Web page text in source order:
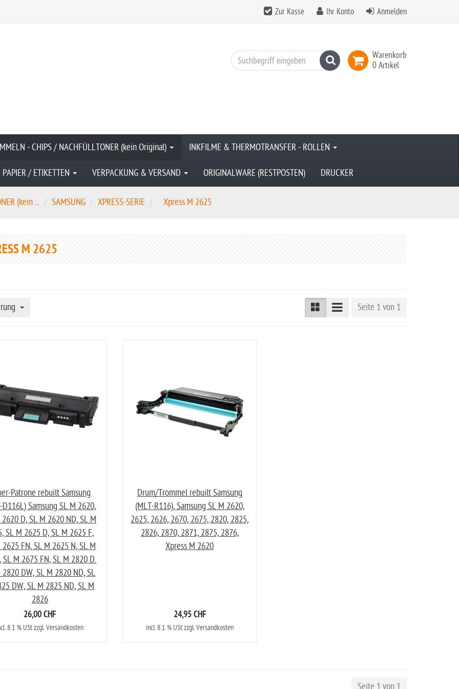
Zur Kasse Ihr Konto Anmelden
Warenkorb
0 Artikel
Suchen
- CHIPS / NACHFÜLLTONER (kein Original) INKFILME & THERMOTRANSFER - ROLLEN
PAPIER / ETIKETTEN VERPACKUNG & VERSAND ORIGINALWARE (RESTPOSTEN) DRUCKER
(kein ... SAMSUNG XPRESS-SERIE Xpress M 2625
M 2625
Seite 1 von 1
Patrone rebuilt Samsung
D116L) Samsung SL M 2620,
D, SL M 2620 ND, SL M
SL M 2625 D, SL M 2625 F,
2625 FN, SL M 2625 N, SL M
SL M 2675 FN, SL M 2820 D.
2820 DW, SL M 2820 ND, SL
DW, SL M 2825 ND, SL M
2826
26,00 CHF
8.1 % USt zzgl. Versandkosten
Drum/Trommel rebuilt Samsung
(MLT-R116), Samsung SL M 2620,
2625, 2626, 2670, 2675, 2820, 2825,
2826, 2870, 2871, 2875, 2876,
Xpress M 2620
24,95 CHF
incl. 8.1 % USt zzgl. Versandkosten
Seite 1 von 1